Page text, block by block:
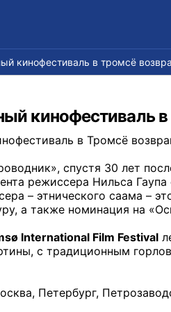
кинофестиваль в тромсё
кинофестиваль
в Тромсё
спустя 30 лет
режиссера Нильса
– этнического саама –
а также номинация на
International Film Festival
с традиционным
Петербург,